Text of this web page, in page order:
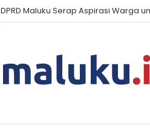
DPRD Maluku Serap Aspirasi Warga